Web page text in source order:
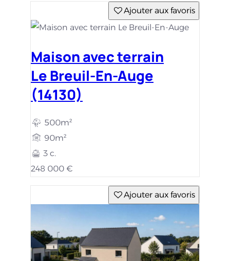
Ajouter aux favoris
Maison avec terrain
Le Breuil-En-Auge
(14130)
500m²
90m²
3 c.
248 000 €
Ajouter aux favoris